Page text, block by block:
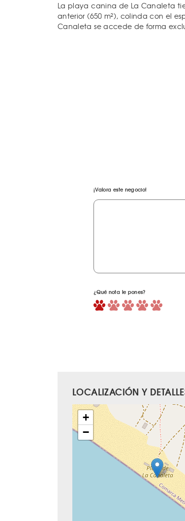
La playa canina de La Canaleta
anterior (650 m²), colinda con el
Canaleta se accede de forma
¡Valora este negocio!
¿Qué nota le pones?
LOCALIZACIÓN Y
+
−